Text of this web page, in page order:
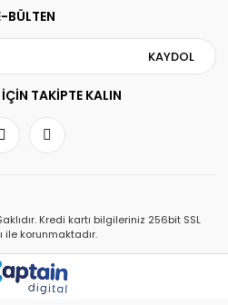
BÜLTEN
KAYDOL
TAKİPTE KALIN
Kredi kartı bilgileriniz 256bit SSL
ile korunmaktadır.